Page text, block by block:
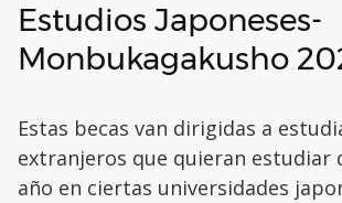
Estudios Japoneses-
Monbukagakusho
Estas becas van dirigidas a
extranjeros que quieran estudiar
año en ciertas universidades